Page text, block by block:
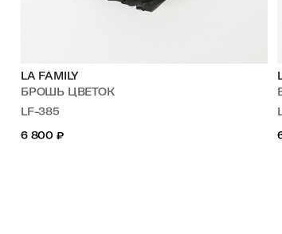
LA FAMILY
БРОШЬ ЦВЕТОК
LF-385
6 800 ₽